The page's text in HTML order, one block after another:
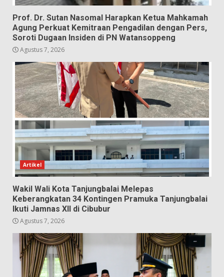
Prof. Dr. Sutan Nasomal Harapkan Ketua Mahkamah
Agung Perkuat Kemitraan Pengadilan dengan Pers,
Soroti Dugaan Insiden di PN Watansoppeng
Agustus 7, 2026
Artikel
Wakil Wali Kota Tanjungbalai Melepas
Keberangkatan 34 Kontingen Pramuka Tanjungbalai
Ikuti Jamnas XII di Cibubur
Agustus 7, 2026